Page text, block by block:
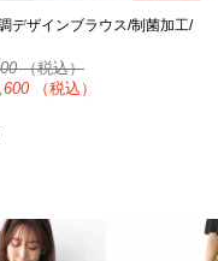
デザインブラウス/制菌加工/
（税込）
（税込）